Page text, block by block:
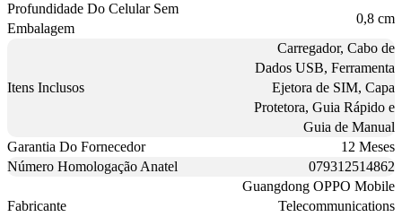
Profundidade Do Celular Sem
Embalagem
0,8 cm
Itens Inclusos
Carregador, Cabo de
Dados USB, Ferramenta
Ejetora de SIM, Capa
Protetora, Guia Rápido e
Guia de Manual
Garantia Do Fornecedor
12 Meses
Número Homologação Anatel
079312514862
Fabricante
Guangdong OPPO Mobile
Telecommunications